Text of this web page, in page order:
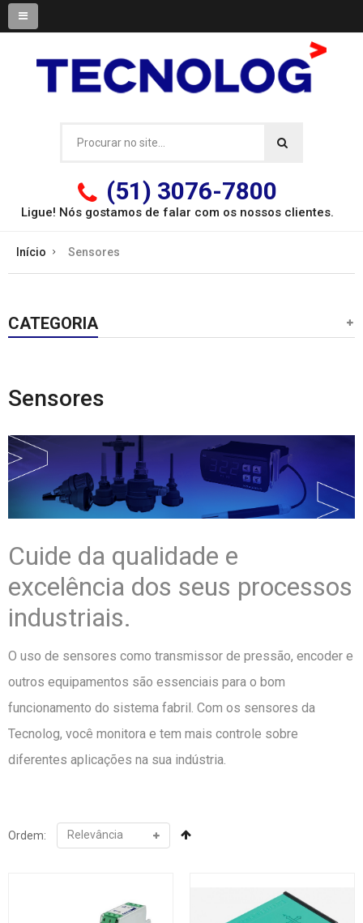
(51) 3076-7800
Ligue! Nós gostamos de falar com os nossos clientes.
Início Sensores
CATEGORIA
Sensores
Cuide da qualidade e
excelência dos seus processos
industriais.
O uso de sensores como transmissor de pressão, encoder e
outros equipamentos são essenciais para o bom
funcionamento do sistema fabril. Com os sensores da
Tecnolog, você monitora e tem mais controle sobre
diferentes aplicações na sua indústria.
Ordem: